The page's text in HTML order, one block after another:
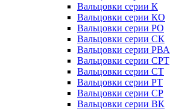
Вальцовки серии К
Вальцовки серии КО
Вальцовки серии РО
Вальцовки серии СК
Вальцовки серии РВА
Вальцовки серии СРТ
Вальцовки серии СТ
Вальцовки серии РТ
Вальцовки серии СР
Вальцовки серии ВК